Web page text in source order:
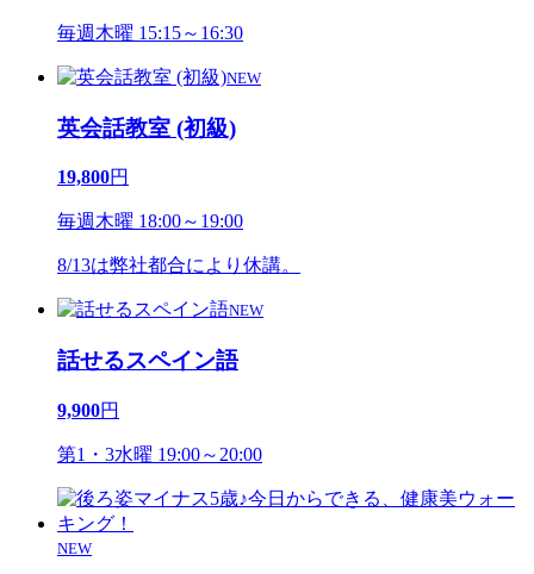
毎週木曜 15:15～16:30
NEW
英会話教室 (初級)
19,800円
毎週木曜 18:00～19:00
8/13は弊社都合により休講。
NEW
話せるスペイン語
9,900円
第1・3水曜 19:00～20:00
NEW